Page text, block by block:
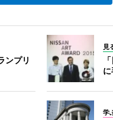
ンプリ
見
学